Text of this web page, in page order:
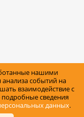
обработки
нашими
событий на
взаимодействие с
сведения
данных.